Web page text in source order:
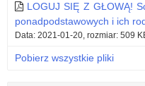
LOGUJ SIĘ Z GŁOWĄ!
ponadpodstawowych i ich
Data: 2021-01-20, rozmiar: 509
Pobierz wszystkie pliki